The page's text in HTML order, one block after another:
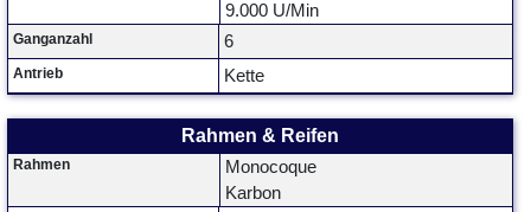
9.000 U/Min
Ganganzahl 6
Antrieb Kette
Rahmen & Reifen
Rahmen
Monocoque
Karbon